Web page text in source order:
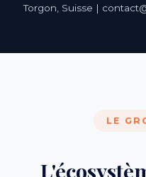
Torgon, Suisse |
LE